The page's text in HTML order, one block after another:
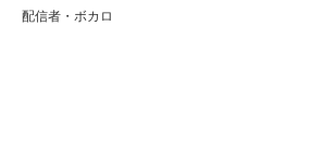
配信者・ボカロ